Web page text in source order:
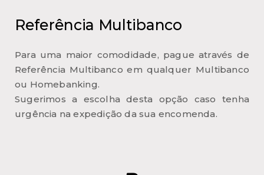
Referência Multibanco
Para uma maior comodidade, pague através de
Referência Multibanco em qualquer Multibanco
ou Homebanking.
Sugerimos a escolha desta opção caso tenha
urgência na expedição da sua encomenda.